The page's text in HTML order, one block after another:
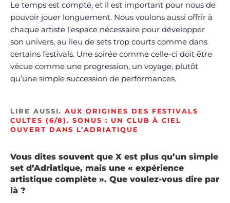
Le temps est compté, et il est important pour nous de
pouvoir jouer longuement. Nous voulons aussi offrir à
chaque artiste l’espace nécessaire pour développer
son univers, au lieu de sets trop courts comme dans
certains festivals. Une soirée comme celle-ci doit être
vécue comme une progression, un voyage, plutôt
qu’une simple succession de performances.
LIRE AUSSI.AUX ORIGINES DES FESTIVALS
CULTES (6/8). SONUS : UN CLUB À CIEL
OUVERT DANS L’ADRIATIQUE
Vous dites souvent que X est plus qu’un simple
set d’Adriatique, mais une « expérience
artistique complète ». Que voulez-vous dire par
là ?